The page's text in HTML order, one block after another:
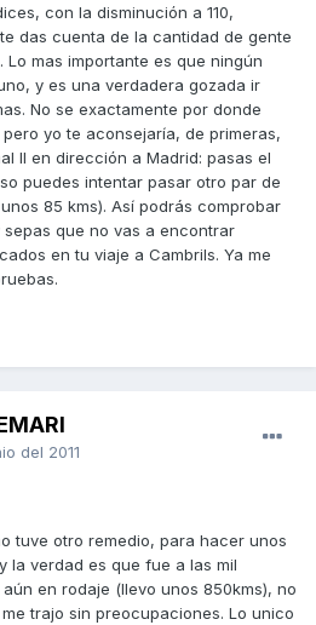
con la disminución a 110,
das cuenta de la cantidad de gente
Lo mas importante es que ningún
y es una verdadera gozada ir
No se exactamente por donde
yo te aconsejaría, de primeras,
II en dirección a Madrid: pasas el
puedes intentar pasar otro par de
85 kms). Así podrás comprobar
que no vas a encontrar
en tu viaje a Cambrils. Ya me
del 2011
tuve otro remedio, para hacer unos
la verdad es que fue a las mil
en rodaje (llevo unos 850kms), no
trajo sin preocupaciones. Lo unico